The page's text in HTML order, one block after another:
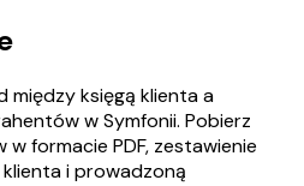
między księgą klienta a
w Symfonii. Pobierz
formacie PDF, zestawienie
i prowadzoną